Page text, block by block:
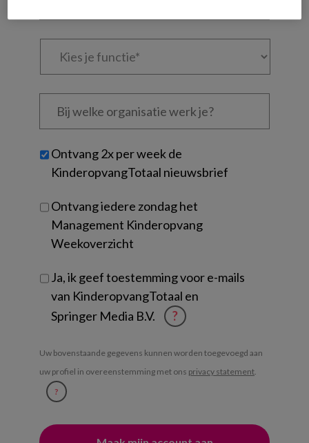
Kies
Bij
welke
je?
Untitled
Ontvang 2x per week de
KinderopvangTotaal nieuwsbrief
Ontvang iedere zondag het
Management Kinderopvang
Weekoverzicht
Ja, ik geef toestemming voor e-mails
van KinderopvangTotaal en
Springer Media B.V.
?
Uw bovenstaande gegevens kunnen worden toegevoegd aan
uw profiel in overeenstemming met ons privacy statement.
?